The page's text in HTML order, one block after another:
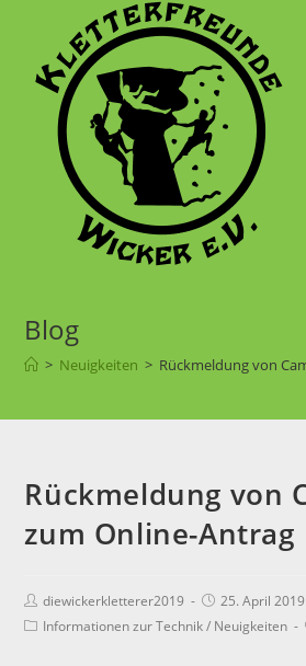
Blog
> Neuigkeiten > Rückmeldung von
Rückmeldung von
zum Online-Antrag
diewickerkletterer2019
25. April 2019
Informationen zur Technik/ Neuigkeiten